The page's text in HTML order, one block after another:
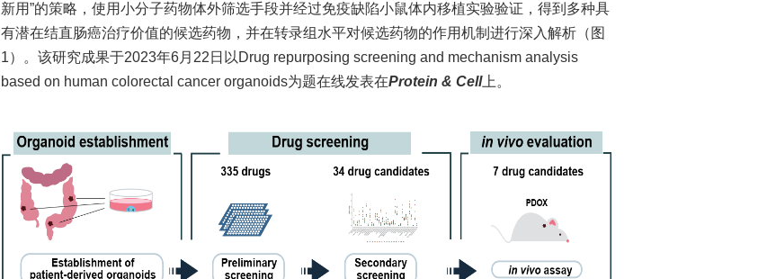
新用”的策略，使用小分子药物体外筛选手段并经过免疫缺陷小鼠体内移植实验验证，得到多种具
有潜在结直肠癌治疗价值的候选药物，并在转录组水平对候选药物的作用机制进行深入解析（图
1）。该研究成果于2023年6月22日以Drug repurposing screening and mechanism analysis
based on human colorectal cancer organoids为题在线发表在Protein & Cell上。